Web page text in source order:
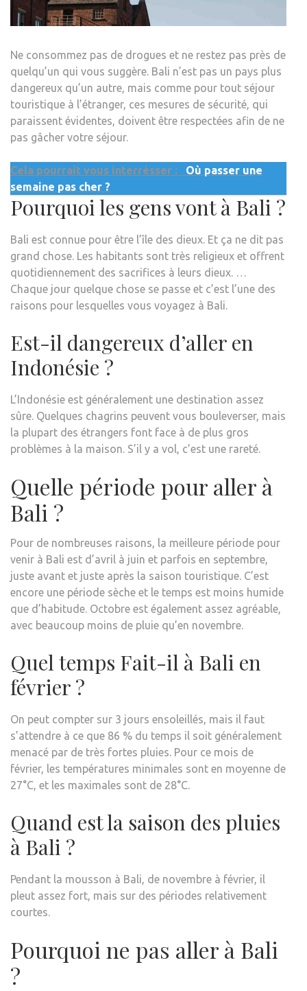
Ne consommez pas de drogues et ne restez pas près de
quelqu’un qui vous suggère. Bali n’est pas un pays plus
dangereux qu’un autre, mais comme pour tout séjour
touristique à l’étranger, ces mesures de sécurité, qui
paraissent évidentes, doivent être respectées afin de ne
pas gâcher votre séjour.
Cela pourrait vous interrésser :
Où passer une
semaine pas cher ?
Pourquoi les gens vont à Bali ?
Bali est connue pour être l’île des dieux. Et ça ne dit pas
grand chose. Les habitants sont très religieux et offrent
quotidiennement des sacrifices à leurs dieux. …
Chaque jour quelque chose se passe et c’est l’une des
raisons pour lesquelles vous voyagez à Bali.
Est-il dangereux d’aller en
Indonésie ?
L’Indonésie est généralement une destination assez
sûre. Quelques chagrins peuvent vous bouleverser, mais
la plupart des étrangers font face à de plus gros
problèmes à la maison. S’il y a vol, c’est une rareté.
Quelle période pour aller à
Bali ?
Pour de nombreuses raisons, la meilleure période pour
venir à Bali est d’avril à juin et parfois en septembre,
juste avant et juste après la saison touristique. C’est
encore une période sèche et le temps est moins humide
que d’habitude. Octobre est également assez agréable,
avec beaucoup moins de pluie qu’en novembre.
Quel temps Fait-il à Bali en
février ?
On peut compter sur 3 jours ensoleillés, mais il faut
s’attendre à ce que 86 % du temps il soit généralement
menacé par de très fortes pluies. Pour ce mois de
février, les températures minimales sont en moyenne de
27°C, et les maximales sont de 28°C.
Quand est la saison des pluies
à Bali ?
Pendant la mousson à Bali, de novembre à février, il
pleut assez fort, mais sur des périodes relativement
courtes.
Pourquoi ne pas aller à Bali
?